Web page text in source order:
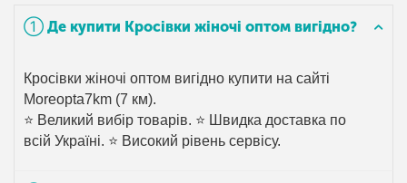
➀ Де купити Кросівки жіночі оптом вигідно?
Кросівки жіночі оптом вигідно купити на сайті
Moreopta7km (7 км).
⭐ Великий вибір товарів. ⭐ Швидка доставка по
всій Україні. ⭐ Високий рівень сервісу.